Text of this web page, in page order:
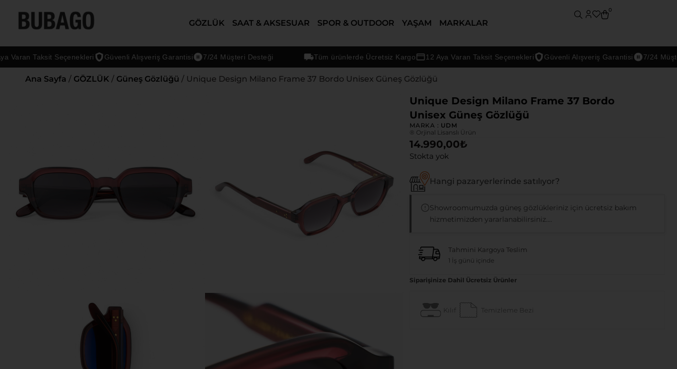
GÖZLÜK SAAT & AKSESUAR SPOR & OUTDOOR YAŞAM MARKALAR
0
Taksit Seçenekleri Güvenli Alışveriş Garantisi 7/24 Müşteri Desteği Tüm ürünlerde Ücretsiz Kargo 12 Aya Varan Taksit Seçenekleri Güvenli Alışveriş Garantisi 7/24 Müşteri
Ana Sayfa / GÖZLÜK / Güneş Gözlüğü / Unique Design Milano Frame 37 Bordo Unisex Güneş Gözlüğü
Unique Design Milano Frame 37 Bordo
Unisex Güneş Gözlüğü
MARKA : UDM
® Orjinal Lisanslı Ürün
14.990,00₺
Stokta yok
Hangi pazaryerlerinde satılıyor?
Showroomumuzda güneş gözlükleriniz için ücretsiz bakım
hizmetimizden yararlanabilirsiniz....
Tahmini Kargoya Teslim
1 İş günü içinde
Siparişinize Dahil Ücretsiz Ürünler
Kılıf Temizleme Bezi